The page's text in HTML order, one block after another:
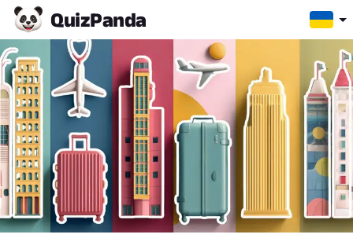
QuizPanda